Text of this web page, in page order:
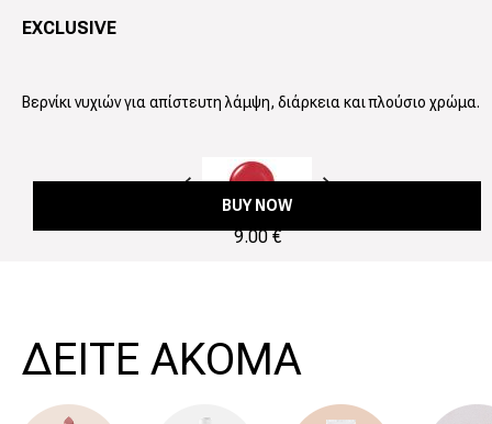
EXCLUSIVE
Βερνίκι νυχιών για απίστευτη λάμψη, διάρκεια και πλούσιο χρώμα.
9.00 €
BUY NOW
ΔΕΙΤΕ ΑΚΟΜΑ